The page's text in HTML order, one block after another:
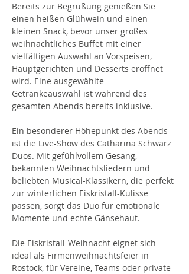
Bereits zur Begrüßung genießen Sie
einen heißen Glühwein und einen
kleinen Snack, bevor unser großes
weihnachtliches Buffet mit einer
vielfältigen Auswahl an Vorspeisen,
Hauptgerichten und Desserts eröffnet
wird. Eine ausgewählte
Getränkeauswahl ist während des
gesamten Abends bereits inklusive.
Ein besonderer Höhepunkt des Abends
ist die Live-Show des Catharina Schwarz
Duos. Mit gefühlvollem Gesang,
bekannten Weihnachtsliedern und
beliebten Musical-Klassikern, die perfekt
zur winterlichen Eiskristall-Kulisse
passen, sorgt das Duo für emotionale
Momente und echte Gänsehaut.
Die Eiskristall-Weihnacht eignet sich
ideal als Firmenweihnachtsfeier in
Rostock, für Vereine, Teams oder private